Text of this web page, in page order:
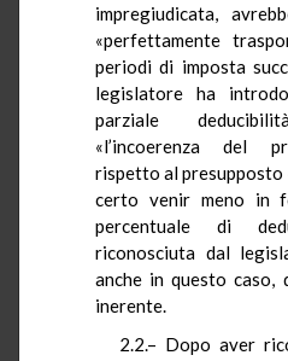
impregiudicata,
«perfettamente
periodi di imposta
legislatore ha
parziale
«l’incoerenza del
rispetto al presupposto
certo venir meno in
percentuale di
riconosciuta dal
anche in questo
inerente.
2.2.– Dopo aver